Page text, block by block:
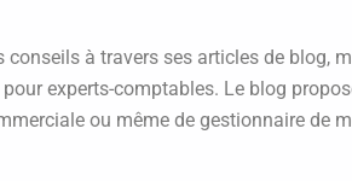
conseils à travers ses articles de blog,
experts-comptables. Le blog
ou même de gestionnaire de